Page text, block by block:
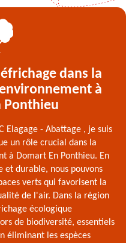
dans la
à
Ponthieu
Elagage - Abattage , je suis
un rôle crucial dans la
à Domart En Ponthieu. En
durable, nous pouvons
verts qui favorisent la
de l'air. Dans la région
écologique
de biodiversité, essentiels
éliminant les espèces